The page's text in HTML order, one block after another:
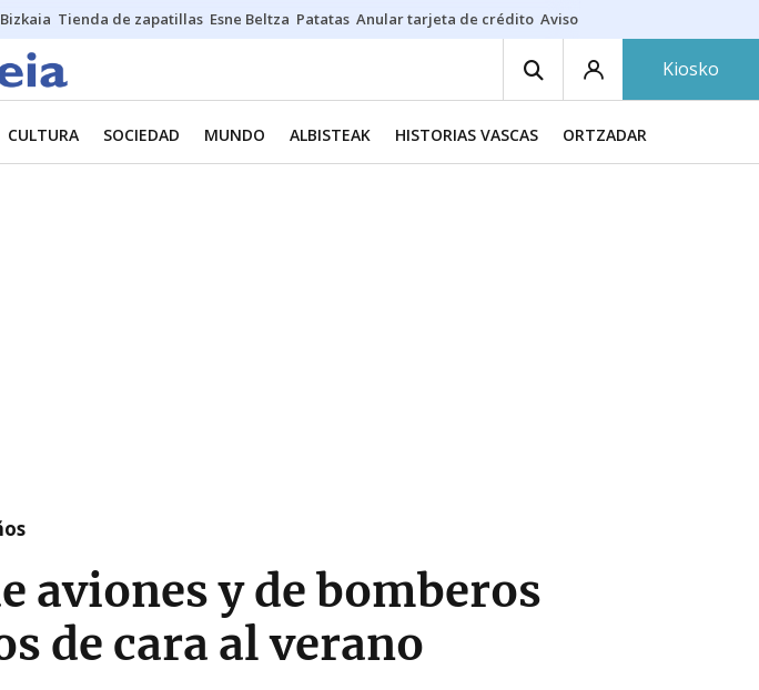
Tienda de zapatillas Esne Beltza Patatas Anular tarjeta de crédito Aviso amarillo
Kiosko
CULTURA SOCIEDAD MUNDO ALBISTEAK HISTORIAS VASCAS ORTZADAR
aviones y de bomberos
de cara al verano